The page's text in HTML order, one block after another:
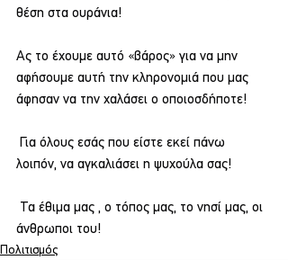
θέση στα ουράνια!
Ας το έχουμε αυτό «βάρος» για να μην
αφήσουμε αυτή την κληρονομιά που μας
άφησαν να την χαλάσει ο οποιοσδήποτε!
Για όλους εσάς που είστε εκεί πάνω
λοιπόν, να αγκαλιάσει η ψυχούλα σας!
Τα έθιμα μας , ο τόπος μας, το νησί μας, οι
άνθρωποι του!
Πολιτισμός